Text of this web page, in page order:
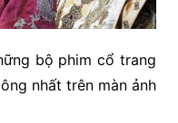
bộ phim cổ trang
nhất trên màn ảnh